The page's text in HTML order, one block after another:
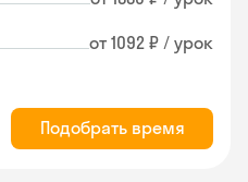
от 1092 ₽ / урок
Подобрать время